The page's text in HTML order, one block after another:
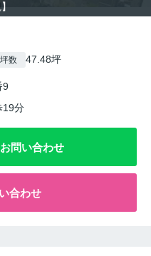
坪数 47.48坪
9
19分
問い合わせ
合わせ